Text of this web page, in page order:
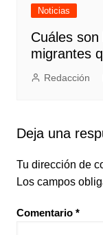
Noticias
Cuáles
migrantes
Redacción
Deja una
Tu dirección de
Los campos
Comentario *